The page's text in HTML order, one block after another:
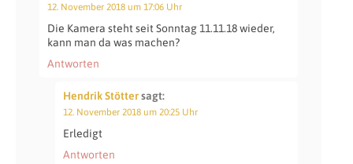
12. November 2018 um 17:06 Uhr
Die Kamera steht seit Sonntag 11.11.18 wieder,
kann man da was machen?
Antworten
Hendrik Stöttersagt:
12. November 2018 um 20:25 Uhr
Erledigt
Antworten